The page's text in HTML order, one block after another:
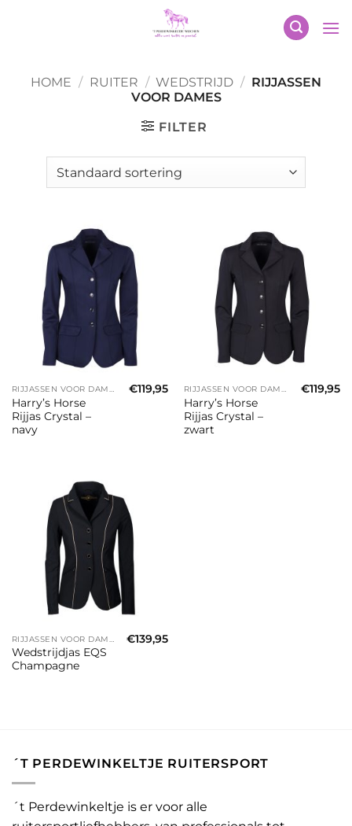
HOME / RUITER / WEDSTRIJD / RIJJASSEN
VOOR DAMES
FILTER
RIJJASSEN VOOR DAMES
Harry’s Horse
Rijjas Crystal –
navy
€119,95 RIJJASSEN VOOR DAMES
Harry’s Horse
Rijjas Crystal –
zwart
€119,95
RIJJASSEN VOOR DAMES
Wedstrijdjas EQS
Champagne
€139,95
´T PERDEWINKELTJE RUITERSPORT
´t Perdewinkeltje is er voor alle